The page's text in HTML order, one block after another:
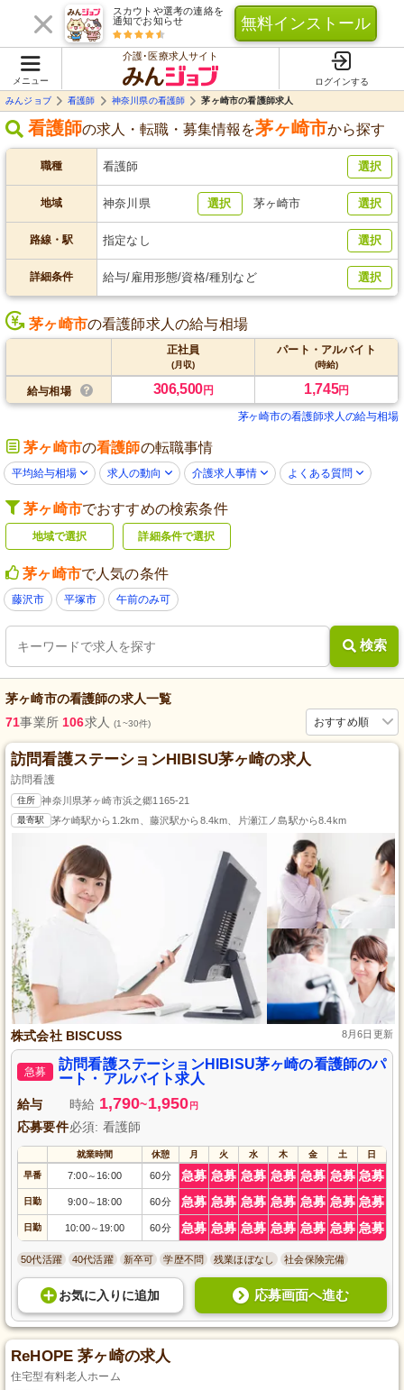
スカウトや選考の連絡を
通知でお知らせ
無料インストール
メニュー
介護･医療求人サイト
ログインする
みんジョブ
看護師 神奈川県の看護師 茅ヶ崎市の看護師求人
看護師の求人・転職・募集情報を茅ヶ崎市から探す
職種 看護師 選択
地域 神奈川県 選択 茅ヶ崎市 選択
路線・駅 指定なし 選択
詳細条件 給与/雇用形態/資格/種別など 選択
茅ヶ崎市の看護師求人の給与相場
正社員
(月収)
パート・アルバイト
(時給)
給与相場 306,500円 1,745円
茅ヶ崎市の看護師求人の給与相場
茅ヶ崎市の看護師の転職事情
平均給与相場 求人の動向 介護求人事情 よくある質問
茅ヶ崎市でおすすめの検索条件
地域で選択 詳細条件で選択
茅ヶ崎市で人気の条件
藤沢市 平塚市 午前のみ可
検索
茅ヶ崎市の看護師の求人一覧
おすすめ順
71事業所 106求人(1~30件)
訪問看護ステーションHIBISU茅ヶ崎の求人
訪問看護
住所 神奈川県茅ヶ崎市浜之郷1165-21
最寄駅 茅ケ崎駅から1.2km、藤沢駅から8.4km、片瀬江ノ島駅から8.4km
株式会社 BISCUSS 8月6日更新
急募
訪問看護ステーションHIBISU茅ヶ崎の看護師のパ
ート・アルバイト求人
給与 時給 1,790~1,950 円
応募要件必須: 看護師
就業時間 休憩 月 火 水 木 金 土 日
早番 7:00～ 16:00 60分 急募 急募 急募 急募 急募 急募 急募
日勤 9:00～ 18:00 60分 急募 急募 急募 急募 急募 急募 急募
日勤 10:00～ 19:00 60分 急募 急募 急募 急募 急募 急募 急募
50代活躍 40代活躍 新卒可 学歴不問 残業ほぼなし 社会保険完備
お気に入り に追加 応募画面へ進む
ReHOPE 茅ヶ崎の求人
住宅型有料老人ホーム